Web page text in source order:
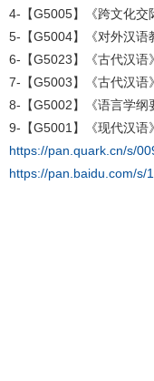
4-【G5005】《跨文化交
5-【G5004】《对外汉语
6-【G5023】《古代汉语
7-【G5003】《古代汉语
8-【G5002】《语言学纲
9-【G5001】《现代汉语
https://pan.quark.cn/s/
https://pan.baidu.com/s/